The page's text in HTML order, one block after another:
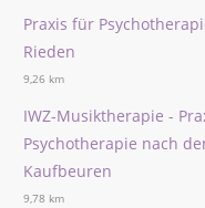
Praxis für
Rieden
9,26 km
IWZ-Musiktherapie -
Psychotherapie nach
Kaufbeuren
9,78 km